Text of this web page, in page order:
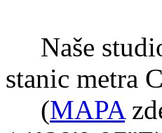
Naše
stanic metra
(MAPA